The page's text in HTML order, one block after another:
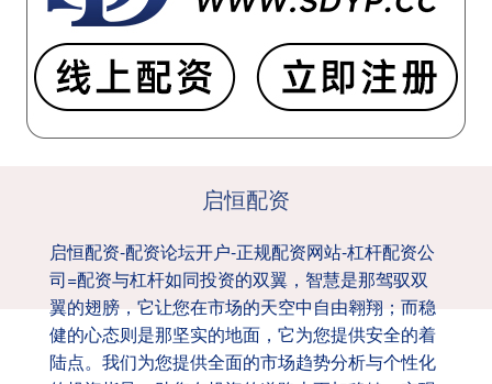
启恒配资
启恒配资-配资论坛开户-正规配资网站-杠杆配资公
司=配资与杠杆如同投资的双翼，智慧是那驾驭双
翼的翅膀，它让您在市场的天空中自由翱翔；而稳
健的心态则是那坚实的地面，它为您提供安全的着
陆点。我们为您提供全面的市场趋势分析与个性化